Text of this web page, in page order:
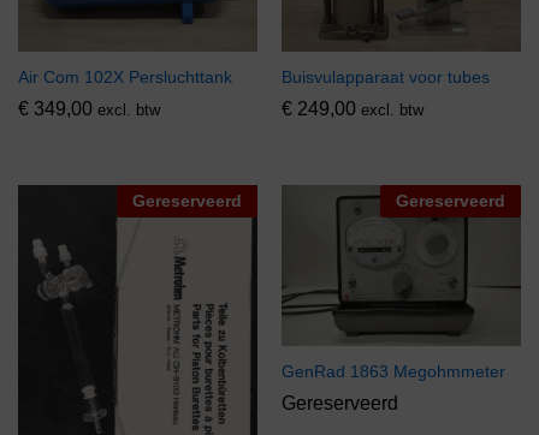
Air Com 102X Persluchttank
€ 349,00 excl. btw
Buisvulapparaat voor tubes
€ 249,00 excl. btw
Gereserveerd Gereserveerd
GenRad 1863 Megohmmeter
Gereserveerd